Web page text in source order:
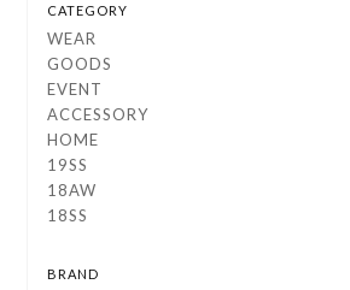
CATEGORY
WEAR
GOODS
EVENT
ACCESSORY
HOME
19SS
18AW
18SS
BRAND